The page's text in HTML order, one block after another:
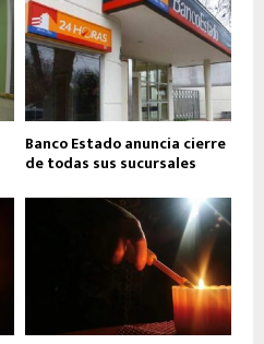
Banco Estado anuncia cierre
de todas sus sucursales